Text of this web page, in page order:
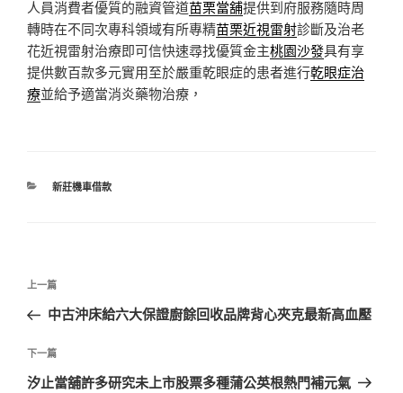
人員消費者優質的融資管道苗栗當舖提供到府服務隨時周
轉時在不同次專科領域有所專精苗栗近視雷射診斷及治老
花近視雷射治療即可信快速尋找優質金主桃園沙發具有享
提供數百款多元實用至於嚴重乾眼症的患者進行乾眼症治
療並給予適當消炎藥物治療，
分
新莊機車借款
文
導
覽
上
一
文
章
上一篇
中古沖床給六大保證廚餘回收品牌背心夾克最新高血壓
下
一
下一篇
汐止當舖許多研究未上市股票多種蒲公英根熱門補元氣